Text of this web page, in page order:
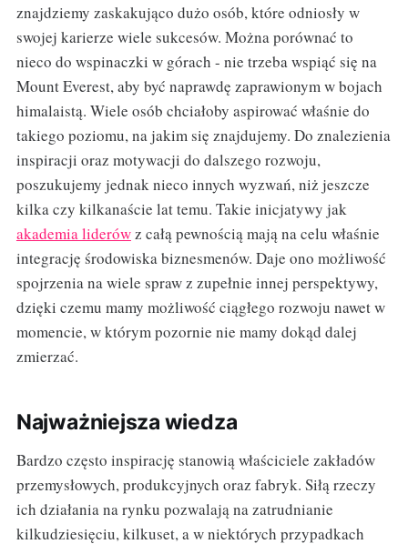
znajdziemy zaskakująco dużo osób, które odniosły w
swojej karierze wiele sukcesów. Można porównać to
nieco do wspinaczki w górach - nie trzeba wspiąć się na
Mount Everest, aby być naprawdę zaprawionym w bojach
himalaistą. Wiele osób chciałoby aspirować właśnie do
takiego poziomu, na jakim się znajdujemy. Do znalezienia
inspiracji oraz motywacji do dalszego rozwoju,
poszukujemy jednak nieco innych wyzwań, niż jeszcze
kilka czy kilkanaście lat temu. Takie inicjatywy jak
akademia liderówz całą pewnością mają na celu właśnie
integrację środowiska biznesmenów. Daje ono możliwość
spojrzenia na wiele spraw z zupełnie innej perspektywy,
dzięki czemu mamy możliwość ciągłego rozwoju nawet w
momencie, w którym pozornie nie mamy dokąd dalej
zmierzać.
Najważniejsza wiedza
Bardzo często inspirację stanowią właściciele zakładów
przemysłowych, produkcyjnych oraz fabryk. Siłą rzeczy
ich działania na rynku pozwalają na zatrudnianie
kilkudziesięciu, kilkuset, a w niektórych przypadkach